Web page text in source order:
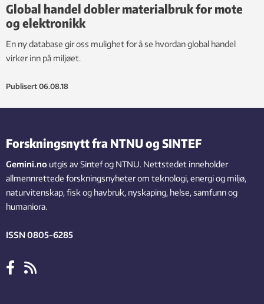
Global handel dobler materialbruk for mote
og elektronikk
En ny database gir oss mulighet for å se hvordan global handel
virker inn på miljøet.
Publisert 06.08.18
Forskningsnytt fra NTNU og SINTEF
Gemini.no utgis av Sintef og NTNU. Nettstedet inneholder
allmennrettede forskningsnyheter om teknologi, energi og miljø,
naturvitenskap, fisk og havbruk, nyskaping, helse, samfunn og
humaniora.
ISSN 0805-6285